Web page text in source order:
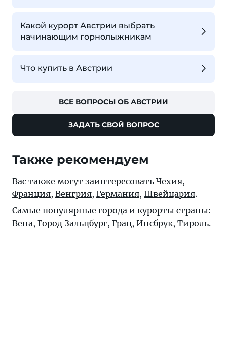
Какой курорт Австрии выбрать
начинающим горнолыжникам
Что купить в Австрии
ВСЕ ВОПРОСЫ ОБ АВСТРИИ
ЗАДАТЬ СВОЙ ВОПРОС
Также рекомендуем
Вас также могут заинтересовать Чехия,
Франция, Венгрия, Германия, Швейцария.
Самые популярные города и курорты страны:
Вена, Город Зальцбург, Грац, Инсбрук, Тироль.